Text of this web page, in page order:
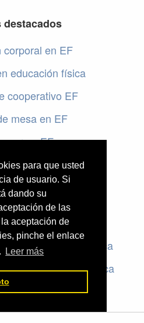
para que usted
de usuario. Si
dando su
de las
aceptación de
pinche el enlace
Leer más
destacados
corporal en EF
educación física
cooperativo EF
mesa en EF
en EF
educación física
destacados
educación física
en educación física
en educación física